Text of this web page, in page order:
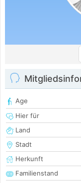
Age
Hier für
Land
Stadt
Herkunft
Familienstand